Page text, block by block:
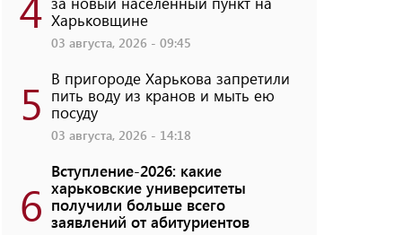
Харьковщине
03 августа, 2026 - 09:45
5 В пригороде Харькова запретили
пить воду из кранов и мыть ею
посуду
03 августа, 2026 - 14:18
6
Вступление-2026: какие
харьковские университеты
получили больше всего
заявлений от абитуриентов